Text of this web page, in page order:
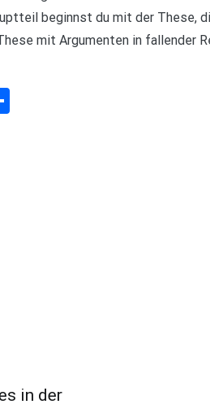
beginnst du mit der These,
mit Argumenten in fallender
in der